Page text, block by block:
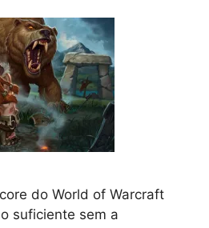
do World of Warcraft
suficiente sem a